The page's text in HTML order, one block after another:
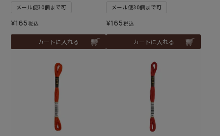
メール便30個まで可
¥165税込
カートに入れる
メール便30個まで可
¥165税込
カートに入れる